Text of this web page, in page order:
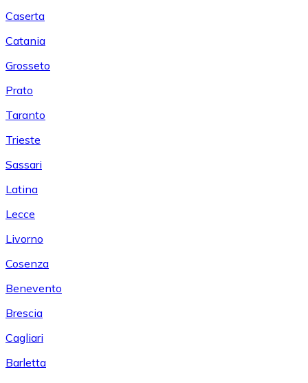
Caserta
Catania
Grosseto
Prato
Taranto
Trieste
Sassari
Latina
Lecce
Livorno
Cosenza
Benevento
Brescia
Cagliari
Barletta